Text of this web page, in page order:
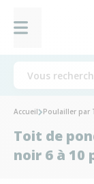
Accueil Poulailler par
Toit de
noir 6 à 10